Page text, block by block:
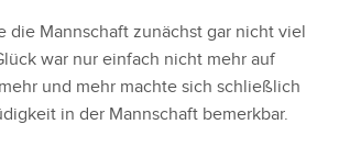
die Mannschaft zunächst gar nicht viel
war nur einfach nicht mehr auf
und mehr machte sich schließlich
in der Mannschaft bemerkbar.